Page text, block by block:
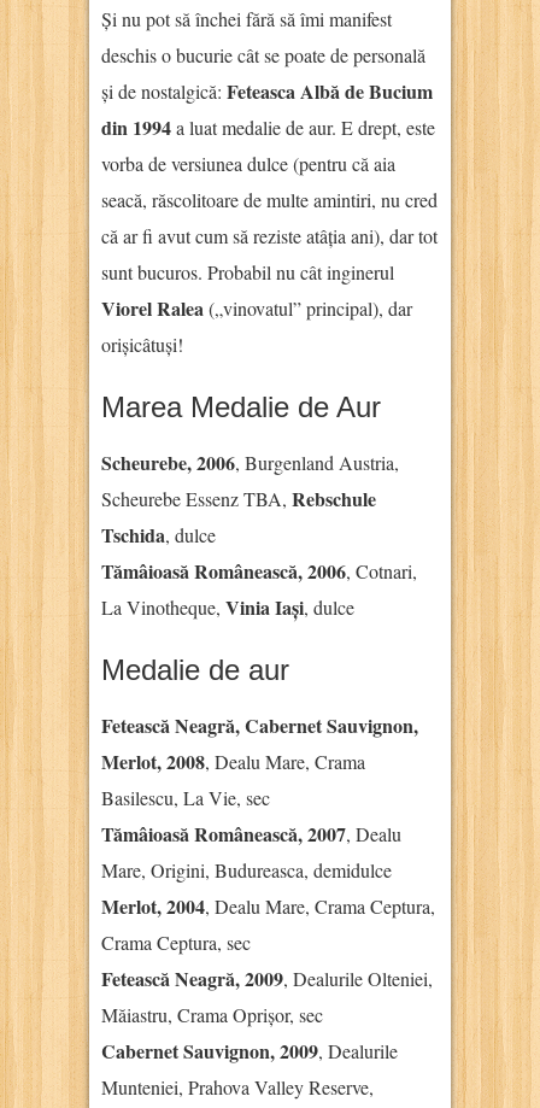
Și nu pot să închei fără să îmi manifest
deschis o bucurie cât se poate de personală
și de nostalgică: Feteasca Albă de Bucium
din 1994a luat medalie de aur. E drept, este
vorba de versiunea dulce (pentru că aia
seacă, răscolitoare de multe amintiri, nu cred
că ar fi avut cum să reziste atâția ani), dar tot
sunt bucuros. Probabil nu cât inginerul
Viorel Ralea(„vinovatul” principal), dar
orișicâtuși!
Marea Medalie de Aur
Scheurebe, 2006, Burgenland Austria,
Scheurebe Essenz TBA, Rebschule
Tschida, dulce
Tămâioasă Românească, 2006, Cotnari,
La Vinotheque, Vinia Iași, dulce
Medalie de aur
Fetească Neagră, Cabernet Sauvignon,
Merlot, 2008, Dealu Mare, Crama
Basilescu, La Vie, sec
Tămâioasă Românească, 2007, Dealu
Mare, Origini, Budureasca, demidulce
Merlot, 2004, Dealu Mare, Crama Ceptura,
Crama Ceptura, sec
Fetească Neagră, 2009, Dealurile Olteniei,
Măiastru, Crama Oprișor, sec
Cabernet Sauvignon, 2009, Dealurile
Munteniei, Prahova Valley Reserve,